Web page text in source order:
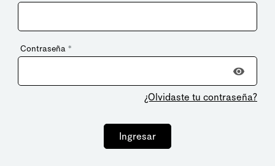
Contraseña *
¿Olvidaste tu contraseña?
Ingresar